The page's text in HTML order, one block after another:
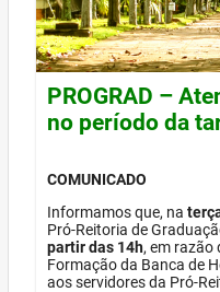
PROGRAD –
no período da
COMUNICADO
Informamos que, na
Pró-Reitoria de
partir das 14h, em razão
Formação da Banca de
aos servidores da Pró-